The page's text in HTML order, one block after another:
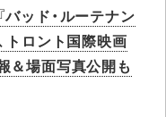
ッド・ルーテナン
トロント国際映画
場面写真公開も